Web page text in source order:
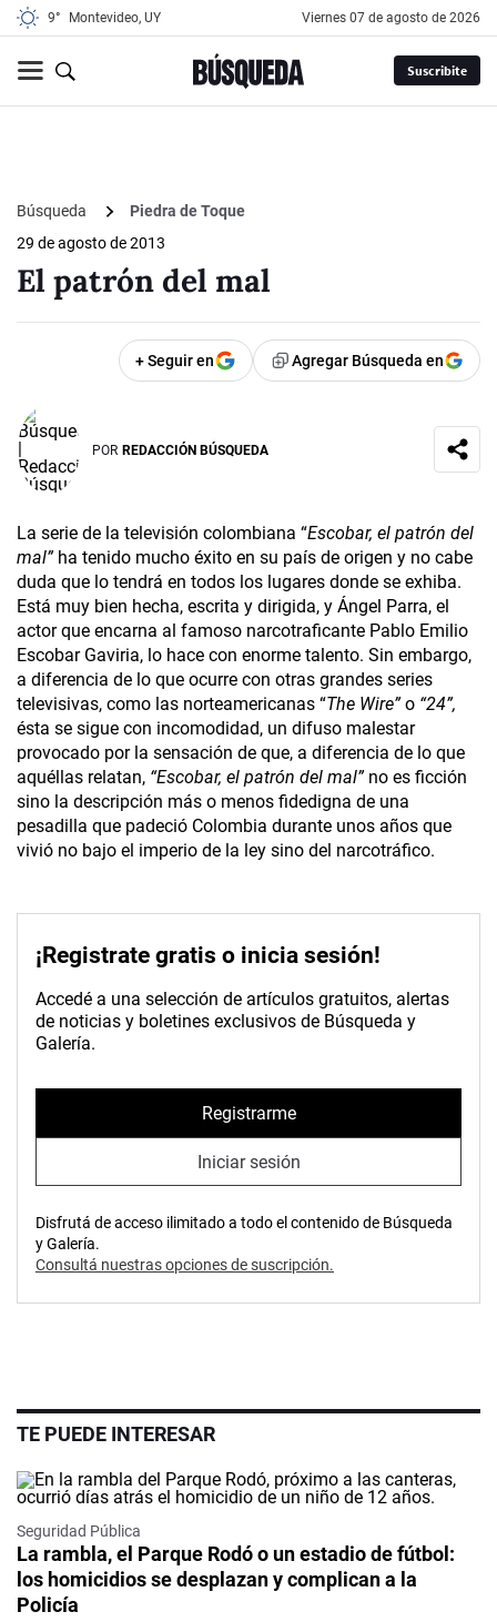
9° Montevideo, UY viernes 07 de agosto de 2026
Suscribite
Búsqueda
Piedra de Toque
29 de agosto de 2013
El patrón del mal
+ Seguir en Agregar Búsqueda en
POR REDACCIÓN BÚSQUEDA
La serie de la televisión colombiana “Escobar, el patrón del
mal”ha tenido mucho éxito en su país de origen y no cabe
duda que lo tendrá en todos los lugares donde se exhiba.
Está muy bien hecha, escrita y dirigida, y Ángel Parra, el
actor que encarna al famoso narcotraficante Pablo Emilio
Escobar Gaviria, lo hace con enorme talento. Sin embargo,
a diferencia de lo que ocurre con otras grandes series
televisivas, como las norteamericanas “The Wire”o “24”,
ésta se sigue con incomodidad, un difuso malestar
provocado por la sensación de que, a diferencia de lo que
aquéllas relatan, “Escobar, el patrón del mal”no es ficción
sino la descripción más o menos fidedigna de una
pesadilla que padeció Colombia durante unos años que
vivió no bajo el imperio de la ley sino del narcotráfico.
¡Registrate gratis o inicia sesión!
Accedé a una selección de artículos gratuitos, alertas
de noticias y boletines exclusivos de Búsqueda y
Galería.
Registrarme
Iniciar sesión
Disfrutá de acceso ilimitado a todo el contenido de Búsqueda
y Galería.
Consultá nuestras opciones de suscripción.
TE PUEDE INTERESAR
Seguridad Pública
La rambla, el Parque Rodó o un estadio de fútbol:
los homicidios se desplazan y complican a la
Policía